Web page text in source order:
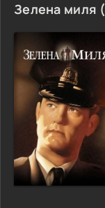
Зелена миля (